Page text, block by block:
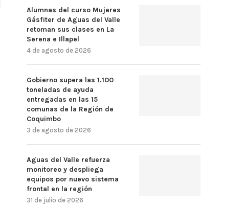
Alumnas del curso Mujeres
Gásfiter de Aguas del Valle
retoman sus clases en La
Serena e Illapel
4 de agosto de 2026
Gobierno supera las 1.100
toneladas de ayuda
entregadas en las 15
comunas de la Región de
Coquimbo
3 de agosto de 2026
Aguas del Valle refuerza
monitoreo y despliega
equipos por nuevo sistema
frontal en la región
31 de julio de 2026